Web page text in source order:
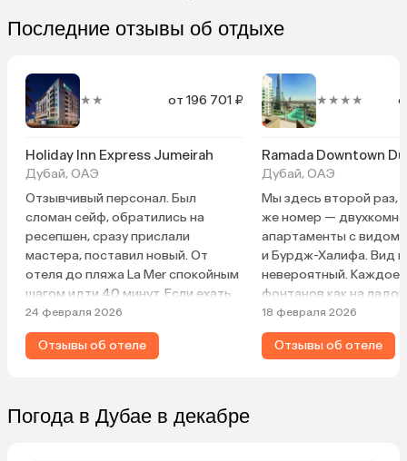
Последние отзывы об отдыхе
★★ от 196 701 ₽
Holiday Inn Express Jumeirah
Дубай, ОАЭ
Отзывчивый персонал. Был
сломан сейф, обратились на
ресепшен, сразу прислали
мастера, поставил новый. От
отеля до пляжа La Mer спокойным
шагом идти 40 минут. Если ехать
на пляж Al Mamzar, на такси
примерно 40 дирхам. Такая же
цена до Дубай Молла. Не
тёплая, с детьми это будет
некомфортно.
24 февраля 2026
Отзывы об отеле
★★★★
Ramada Downtown
Дубай, ОАЭ
Мы здесь второй раз,
же номер —
апартаменты с видом
и Бурдж-Халифа. Вид
невероятный. Каждое
фонтанов как на
ехали, завтраки с
тоже хороши.
18 февраля 2026
Отзывы об отеле
Погода в Дубае в декабре